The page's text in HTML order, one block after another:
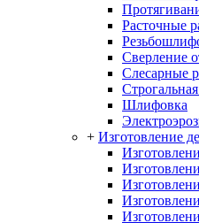
Расточные
Сверление
Слесарные
Шлифовка
+ Изготовление